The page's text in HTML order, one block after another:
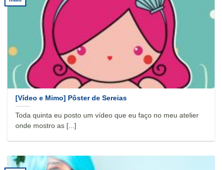
[Vídeo e Mimo] Pôster de Sereias
Toda quinta eu posto um vídeo que eu faço no meu atelier
onde mostro as [...]